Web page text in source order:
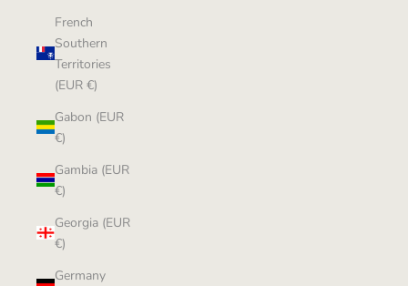
French
Southern
Territories
(EUR €)
Gabon (EUR
€)
Gambia (EUR
€)
Georgia (EUR
€)
Germany